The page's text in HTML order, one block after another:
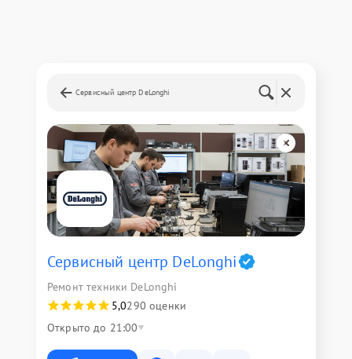
Сервисный центр DeLonghi
Сервисный центр DeLonghi
Ремонт техники DeLonghi
5,0290 оценки
Открыто до 21:00